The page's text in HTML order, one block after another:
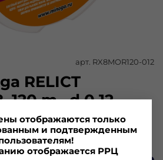
арт. RX8MOR120-012
RELICT
120 m., d 0,12
kg.
отображаются только
и подтвержденным
отображается РРЦ